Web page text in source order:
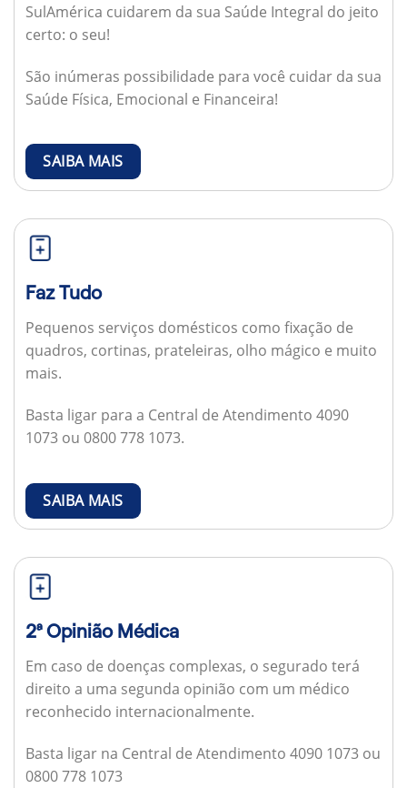
SulAmérica cuidarem da sua Saúde Integral do jeito
certo: o seu!
São inúmeras possibilidade para você cuidar da sua
Saúde Física, Emocional e Financeira!
SAIBA MAIS
Faz Tudo
Pequenos serviços domésticos como fixação de
quadros, cortinas, prateleiras, olho mágico e muito
mais.
Basta ligar para a Central de Atendimento 4090
1073 ou 0800 778 1073.
SAIBA MAIS
2ª Opinião Médica
Em caso de doenças complexas, o segurado terá
direito a uma segunda opinião com um médico
reconhecido internacionalmente.
Basta ligar na Central de Atendimento 4090 1073 ou
0800 778 1073